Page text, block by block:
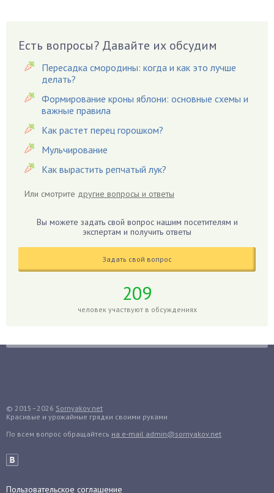
Виноград
Вишня
Вредители
Гардения
Гацания
Гвоздики
Георгины
Герань
Гиппеаструм
Годжи
Грядки
Есть вопросы? Давайте их обсудим
Пересадка смородины: когда и как это лучше
делать?
Формирование кроны яблони: основные схемы и
важные правила
Как растет перец горошком?
Мульчирование
Как вырастить репчатый лук?
Или смотрите другие вопросы и ответы
Вы можете задать свой вопрос нашим посетителям и
экспертам и получить ответы
Задать свой вопрос
209
человек участвуют в обсуждениях
© 2015–2026 Sornyakov.net
Красивые и урожайные грядки своими руками
По всем вопрос обращайтесь на e-mail admin@sornyakov.net
Пользовательское соглашение